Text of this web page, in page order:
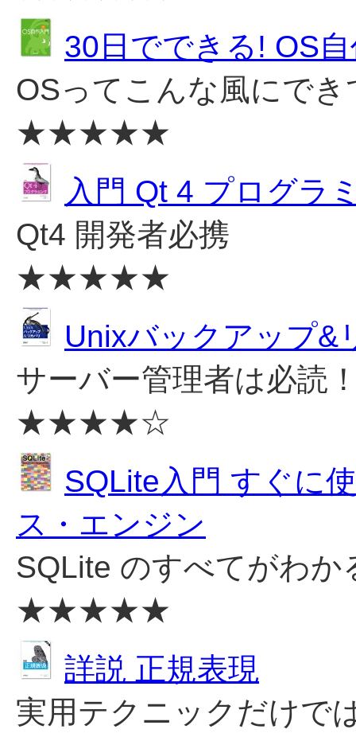
30日でできる! OS
OSってこんな風にで
★★★★★
入門 Qt 4 プログラ
Qt4 開発者必携
★★★★★
Unixバックアップ&
サーバー管理者は必読
★★★★☆
SQLite入門 すぐに
ス・エンジン
SQLite のすべてがわか
★★★★★
詳説 正規表現
実用テクニックだけで